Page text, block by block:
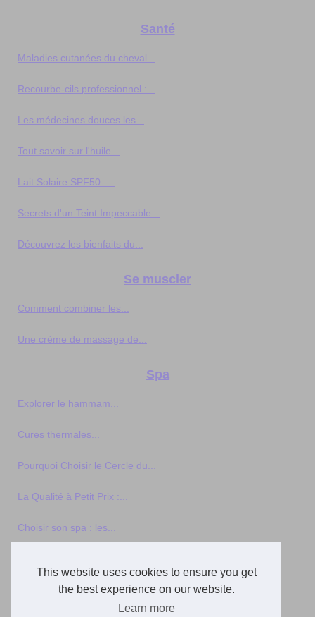
This website uses cookies to ensure you get
the best experience on our website.
Learn more
Santé
Maladies cutanées du cheval...
Recourbe-cils professionnel :...
Les médecines douces les...
Tout savoir sur l'huile...
Lait Solaire SPF50 :...
Secrets d'un Teint Impeccable...
Découvrez les bienfaits du...
Se muscler
Comment combiner les...
Une crème de massage de...
Spa
Explorer le hammam...
Cures thermales...
Pourquoi Choisir le Cercle du...
La Qualité à Petit Prix :...
Choisir son spa : les...
Comment trouver un spa pas...